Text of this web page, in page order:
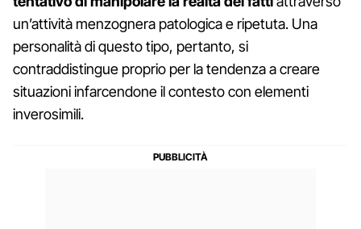
un’attività menzognera patologica e ripetuta. Una
personalità di questo tipo, pertanto, si
contraddistingue proprio per la tendenza a creare
situazioni infarcendone il contesto con elementi
inverosimili.